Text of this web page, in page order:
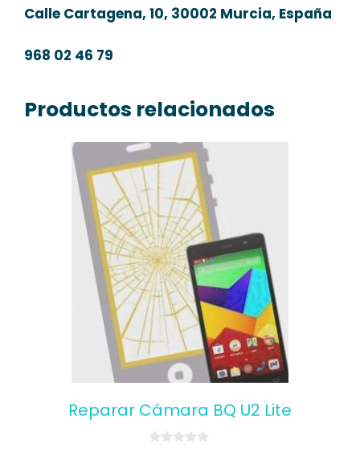
Calle Cartagena, 10, 30002 Murcia, España
968 02 46 79
Productos relacionados
Reparar Cámara BQ U2 Lite